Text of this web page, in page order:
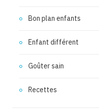
Bon plan enfants
Enfant différent
Goûter sain
Recettes